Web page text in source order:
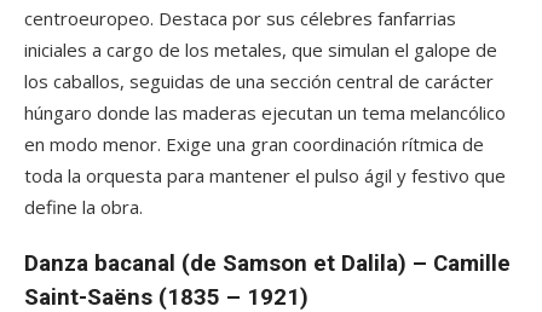
centroeuropeo. Destaca por sus célebres fanfarrias
iniciales a cargo de los metales, que simulan el galope de
los caballos, seguidas de una sección central de carácter
húngaro donde las maderas ejecutan un tema melancólico
en modo menor. Exige una gran coordinación rítmica de
toda la orquesta para mantener el pulso ágil y festivo que
define la obra.
Danza bacanal (de Samson et Dalila) – Camille
Saint-Saëns (1835 – 1921)